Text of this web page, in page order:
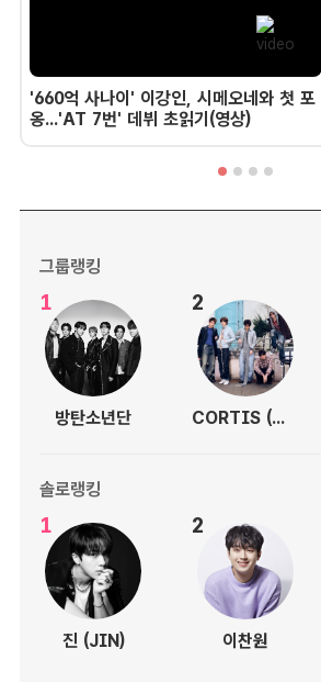
'660억 사나이' 이강인, 시메오네와 첫 포
옹...'AT 7번' 데뷔 초읽기(영상)
그룹랭킹
1
방탄소년단
2
CORTIS (코르티스)
솔로랭킹
1
진 (JIN)
2
이찬원